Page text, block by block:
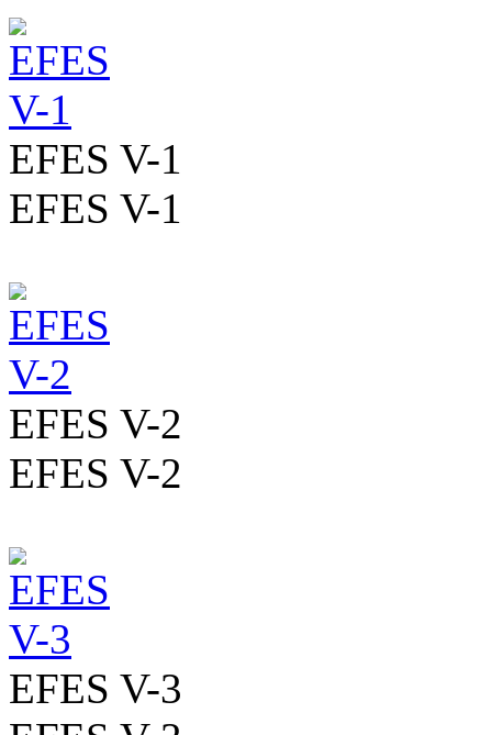
EFES V-1
EFES V-1
EFES V-2
EFES V-2
EFES V-3